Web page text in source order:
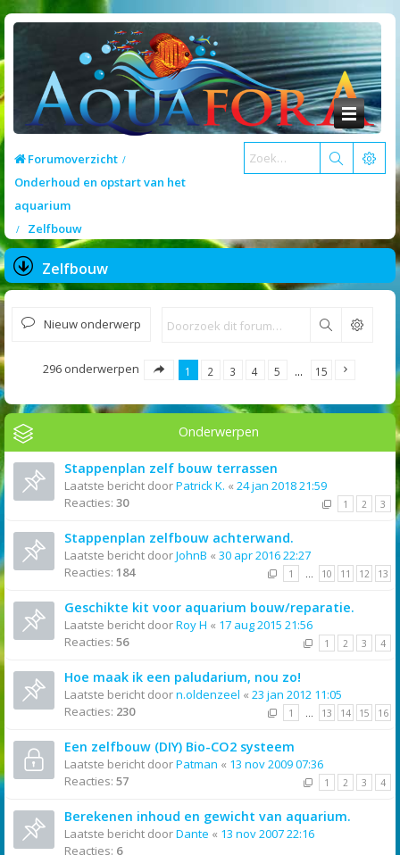
Forumoverzicht
Onderhoud en opstart van het
aquarium
Zelfbouw
Zelfbouw
Nieuw onderwerp Zoek
296 onderwerpen 1 2 3 4 5 … 15
Onderwerpen
Stappenplan zelf bouw terrassen
Laatste bericht doorPatrick K. « 24 jan 2018 21:59
Reacties: 30 1 2 3
Stappenplan zelfbouw achterwand.
Laatste bericht doorJohnB « 30 apr 2016 22:27
Reacties: 184 1 … 10 11 12 13
Geschikte kit voor aquarium bouw/reparatie.
Laatste bericht doorRoy H « 17 aug 2015 21:56
Reacties: 56 1 2 3 4
Hoe maak ik een paludarium, nou zo!
Laatste bericht doorn.oldenzeel « 23 jan 2012 11:05
Reacties: 230 1 … 13 14 15 16
Een zelfbouw (DIY) Bio-CO2 systeem
Laatste bericht doorPatman « 13 nov 2009 07:36
Reacties: 57 1 2 3 4
Berekenen inhoud en gewicht van aquarium.
Laatste bericht doorDante « 13 nov 2007 22:16
Reacties: 6